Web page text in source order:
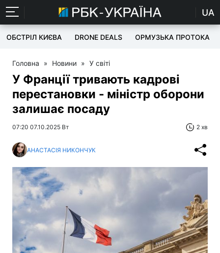
UA
ОБСТРІЛ КИЄВА DRONE DEALS ОРМУЗЬКА ПРОТОКА
Головна » Новини » У світі
У Франції тривають кадрові
перестановки - міністр оборони
залишає посаду
07:20 07.10.2025 Вт 2 хв
АНАСТАСІЯ НИКОНЧУК